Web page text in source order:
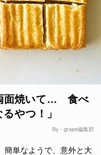
面焼いて… 食べ
やつ！」
By - grape編集部
簡単なようで、意外と大